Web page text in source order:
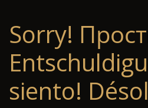
Sorry!
siento!